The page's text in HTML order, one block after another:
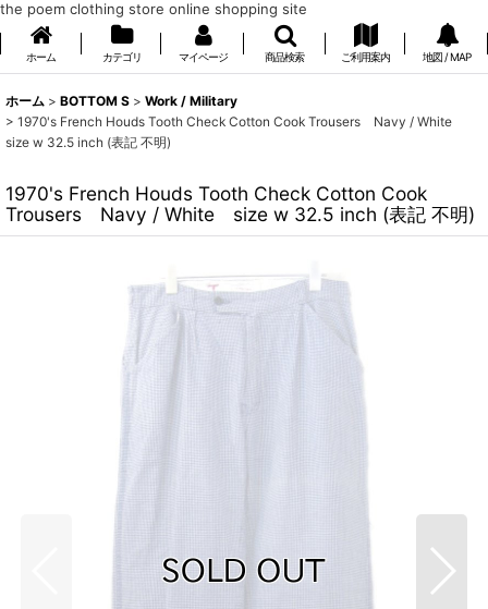
the poem clothing store online shopping site
ホーム カテゴリ マイページ 商品検索 ご利用案内 地図 / MAP
ホーム > BOTTOM S > Work / Military
> 1970's French Houds Tooth Check Cotton Cook Trousers Navy / White
size w 32.5 inch (表記 不明)
1970's French Houds Tooth Check Cotton Cook
Trousers Navy / White size w 32.5 inch (表記 不明)